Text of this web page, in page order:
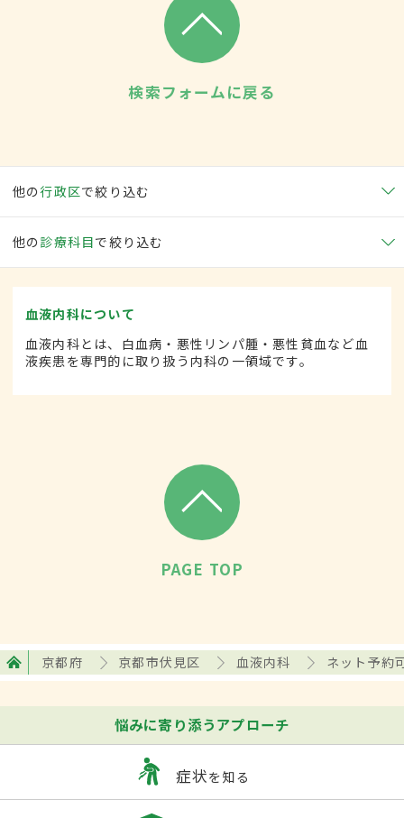
検索フォームに戻る
他の行政区で絞り込む
他の 診療科目で絞り込む
血液内科について
血液内科とは、白血病・悪性リンパ腫・悪性貧血など血
液疾患を専門的に取り扱う内科の一領域です。
PAGE TOP
京都府 京都市伏見区 血液内科 ネット予約
悩みに寄り添うアプローチ
症状を知る